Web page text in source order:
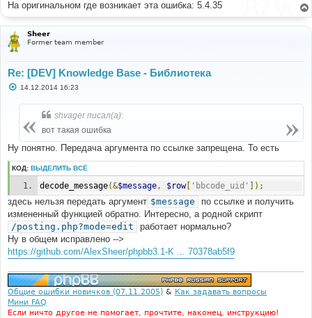
На оригинальном где возникает эта ошибка: 5.4.35
Sheer
Former team member
Re: [DEV] Knowledge Base - Библиотека
С14.12.2014 16:23
shvager писал(а):
вот такая ошибка
Ну понятно. Передача аргумента по ссылке запрещена. То есть
КОД: ВЫДЕЛИТЬ ВСЁ
decode_message(&$message, $row[ 'bbcode_uid' ]);
здесь нельзя передать аргумент $message
по ссылке и получить
измененный функцией обратно. Интересно, а родной скрипт
/posting.php?mode=edit
работает нормально?
Ну в общем исправлено -->
https://github.com/AlexSheer/phpbb3.1-K ... 70378ab5f9
Общие ошибки новичков (07.11.2005) & Как задавать вопросы
Мини FAQ
Если ничто другое не помогает, прочтите, наконец, инструкцию!